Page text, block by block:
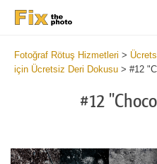
Fotoğraf Rötuş Hizmetleri >
için Ücretsiz Deri Dokusu > #12
#12